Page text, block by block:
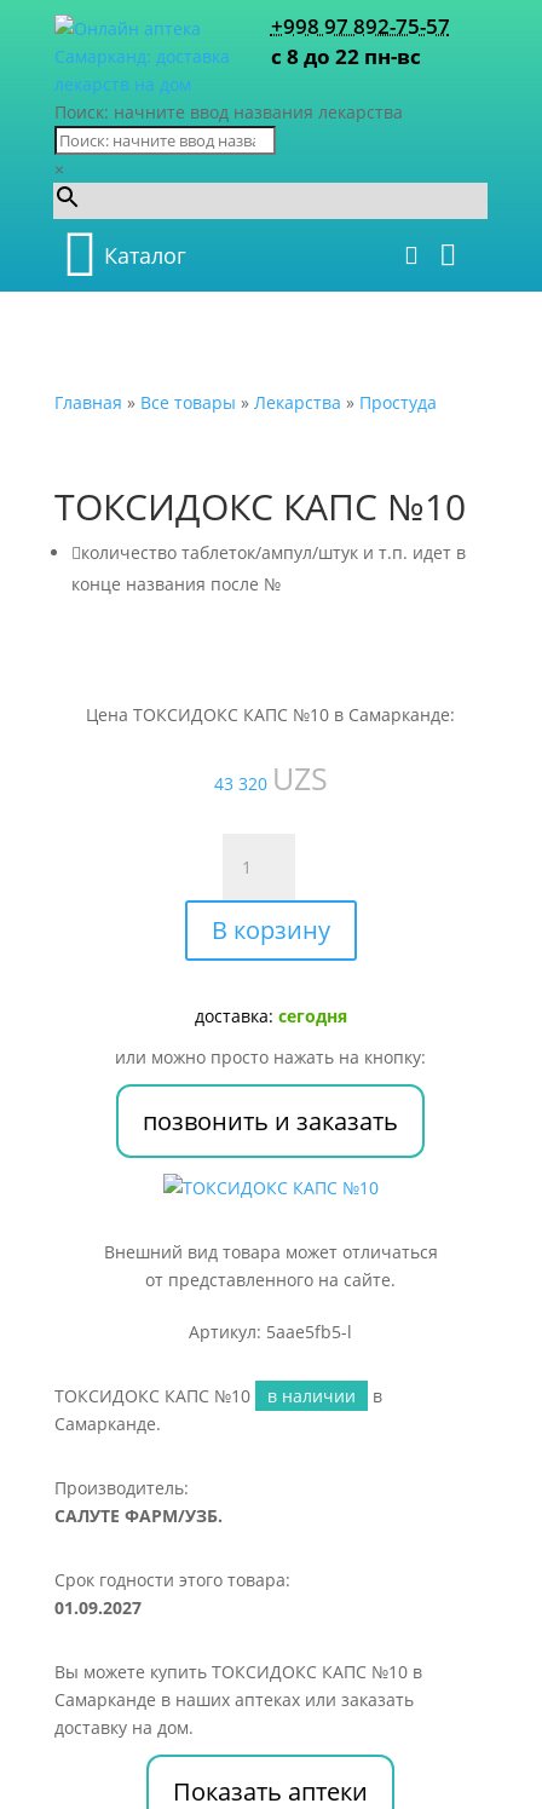
+998 97 892-75-57
с 8 до 22 пн-вс
Поиск: начните ввод названия лекарства
×
Каталог
Главная » Все товары » Лекарства » Простуда
ТОКСИДОКС КАПС №10
количество таблеток/ампул/штук и т.п. идет в
конце названия после №
Цена ТОКСИДОКС КАПС №10 в Самарканде:
43 320 UZS
товара
ТОКСИДОКС
КАПС
№10
В корзину
доставка: сегодня
или можно просто нажать на кнопку:
позвонить и заказать
Внешний вид товара может отличаться
от представленного на сайте.
Артикул: 5aae5fb5-l
ТОКСИДОКС КАПС №10 в наличии
в
Самарканде.
Производитель:
САЛУТЕ ФАРМ/УЗБ.
Срок годности этого товара:
01.09.2027
Вы можете купить ТОКСИДОКС КАПС №10 в
Самарканде в наших аптеках или заказать
доставку на дом.
Показать аптеки